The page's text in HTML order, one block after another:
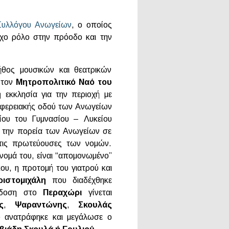
Ανωγείων, ο οποίος
ρόλο στην πρόοδο και την
μουσικών και θεατρικών
Μητροπολιτικό Ναό του
για την περιοχή με
οδού των Ανωγείων
του Γυμνασίου – Λυκείου
πορεία των Ανωγείων σε
πρωτεύουσες των νομών.
του, είναι “απομονωμένο”
η προτομή του γιατρού και
που διαδέχθηκε
στο
Περαχώρι γίνεται
, Ψαραντώνης, Σκουλάς
και μεγάλωσε ο